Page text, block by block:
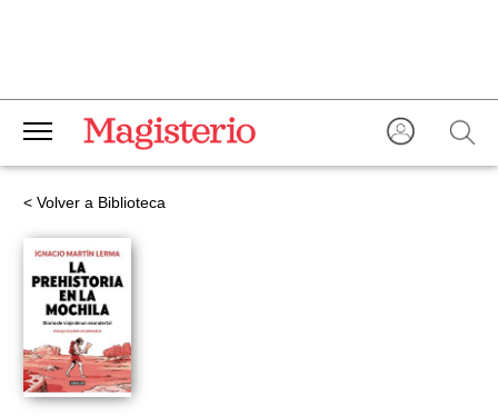
< Volver a Biblioteca